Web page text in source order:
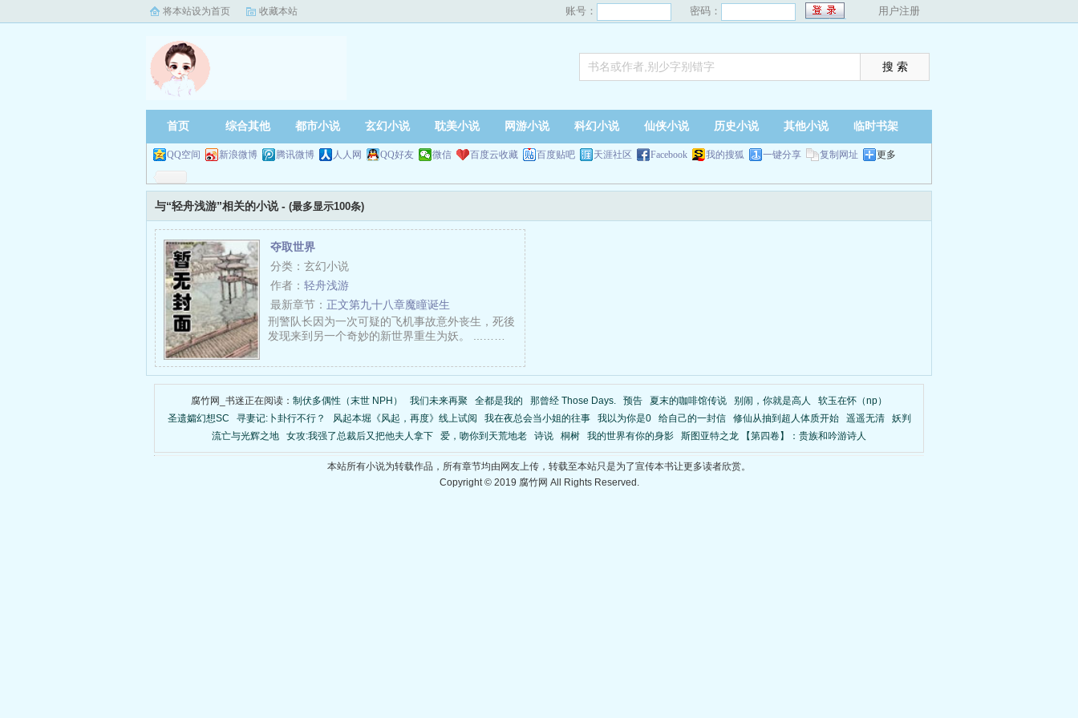
将本站设为首页 收藏本站 账号： 密码： 用户注册
首页 综合其他 都市小说 玄幻小说 耽美小说 网游小说 科幻小说 仙侠小说 历史小说 其他小说 临时书架
QQ空间 新浪微博 腾讯微博 人人网 QQ好友 微信 百度云收藏 百度贴吧 天涯社区 Facebook 我的搜狐 一键分享 复制网址 更多
与“轻舟浅游”相关的小说 - (最多显示100条)
夺取世界
分类：玄幻小说
作者： 轻舟浅游
最新章节： 正文第九十八章魔瞳诞生
刑警队长因为一次可疑的飞机事故意外丧生，死後
发现来到另一个奇妙的新世界重生为妖。 ...……
腐竹网_书迷正在阅读： 制伏多偶性（末世 NPH） 我们未来再聚 全都是我的 那曾经 Those Days. 预告 夏末的咖啡馆传说 别闹，你就是高人
软玉在怀（np）
圣遗孀幻想SC
寻妻记:卜卦行不行？ 风起本堀《风起，再度》线上试阅 我在夜总会当小姐的往事 我以为你是0 给自己的一封信 修仙从抽到超人体质开始 遥遥无清
妖判
流亡与光辉之地
女攻:我强了总裁后又把他夫人拿下 爱，吻你到天荒地老 诗说 桐树 我的世界有你的身影 斯图亚特之龙 【第四卷】：贵族和吟游诗人
本站所有小说为转载作品，所有章节均由网友上传，转载至本站只是为了宣传本书让更多读者欣赏。
Copyright © 2019 腐竹网 All Rights Reserved.